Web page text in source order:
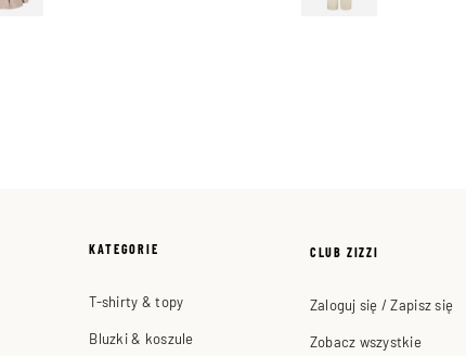
KATEGORIE
T-shirty & topy
Bluzki & koszule
CLUB ZIZZI
Zaloguj się / Zapisz się
Zobacz wszystkie